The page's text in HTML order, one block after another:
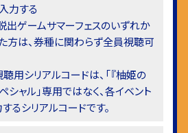
力する
出ゲームサマーフェスのいずれか
方は、券種に関わらず全員視聴可
用シリアルコードは、「『柚姫の
シャル」専用ではなく、各イベント
るシリアルコードです。